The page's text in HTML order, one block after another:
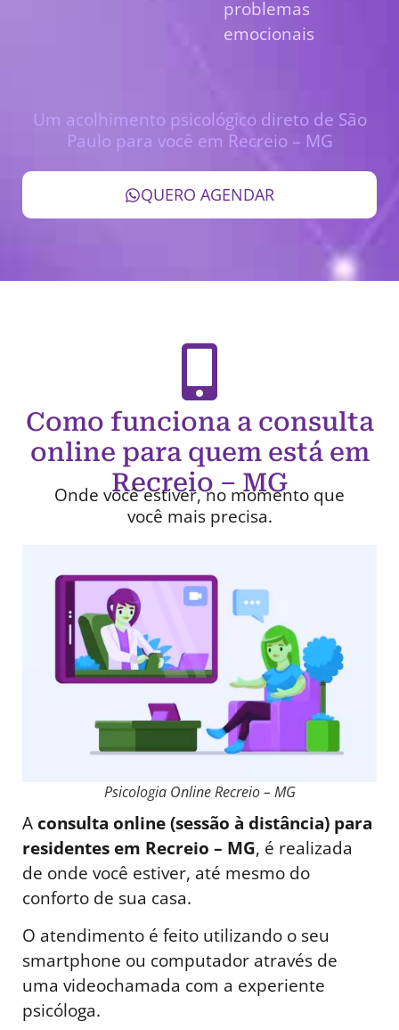
problemas
emocionais
Um acolhimento psicológico direto de São
Paulo para você em Recreio – MG
QUERO AGENDAR
Como funciona a consulta
online para quem está em
Recreio – MG
Onde você estiver, no momento que
você mais precisa.
Psicologia Online Recreio – MG
Aconsulta online (sessão à distância) para
residentes em Recreio – MG, é realizada
de onde você estiver, até mesmo do
conforto de sua casa.
O atendimento é feito utilizando o seu
smartphone ou computador através de
uma videochamada com a experiente
psicóloga.